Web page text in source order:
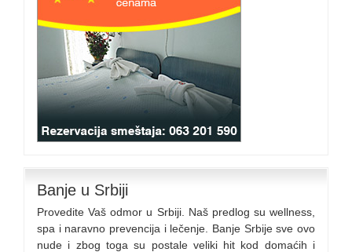
Banje u Srbiji
Provedite Vaš odmor u Srbiji. Naš predlog su wellness,
spa i naravno prevencija i lečenje. Banje Srbije sve ovo
nude i zbog toga su postale veliki hit kod domaćih i